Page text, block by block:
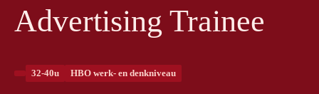
Advertising Trainee
32-40u HBO werk- en denkniveau